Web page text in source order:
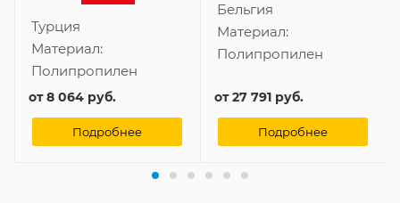
Турция
Материал:
Полипропилен
от8 064 руб.
Подробнее
Бельгия
Материал:
Полипропилен
от27 791 руб.
Подробнее